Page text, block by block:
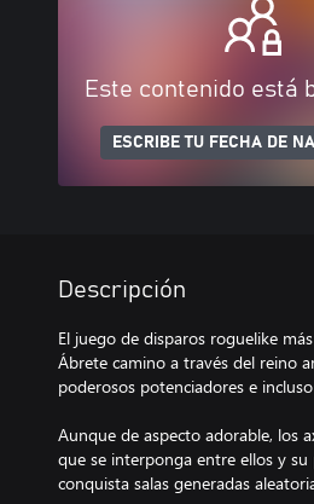
Este contenido está
ESCRIBE TU FECHA DE
Descripción
El juego de disparos roguelike
Ábrete camino a través del reino
poderosos potenciadores e
Aunque de aspecto adorable, los
que se interponga entre ellos y
conquista salas generadas